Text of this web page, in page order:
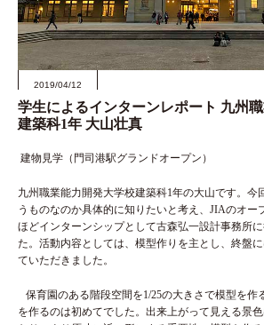
2019/04/12
学生によるインターンレポート 九州
建築科1年 大山壮真
建物見学（門司港駅グランドオープン）
九州職業能力開発大学校建築科1年の大山です。今
うものなのか具体的に知りたいと考え、JIAのオー
ほどインターンシップとして古森弘一設計事務所
た。活動内容としては、模型作りを主とし、終盤
ていただきました。
保育園のある階段空間を1/25の大きさで模型を作
を作るのは初めてでした。出来上がって見える景